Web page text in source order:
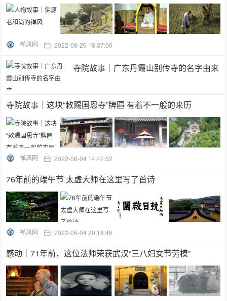
禅风网 2022-08-26 18:37:00
寺院故事｜广东丹霞山别传寺的名字由来
寺院故事｜这块“敕赐国恩寺”牌匾 有着不一般的来历
禅风网 2022-08-04 14:42:52
76年前的端午节 太虚大师在这里写了首诗
禅风网 2022-06-04 20:18:46
感动｜71年前，这位法师荣获武汉“三八妇女节劳模”